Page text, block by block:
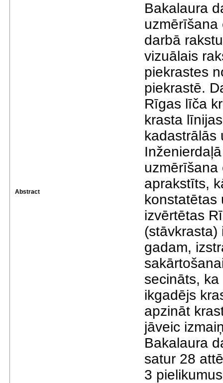
Abstract
Bakalaura
uzmērīšana
darbā
vizuālais
piekrastes
piekrastē.
Rīgas līča
krasta
kadastrālās
uzmērīšana
aprakstīts,
konstatētas
izvērtētas
gadam,
secināts,
ikgadējs
apzināt
jāveic
Bakalaura
satur 28
3